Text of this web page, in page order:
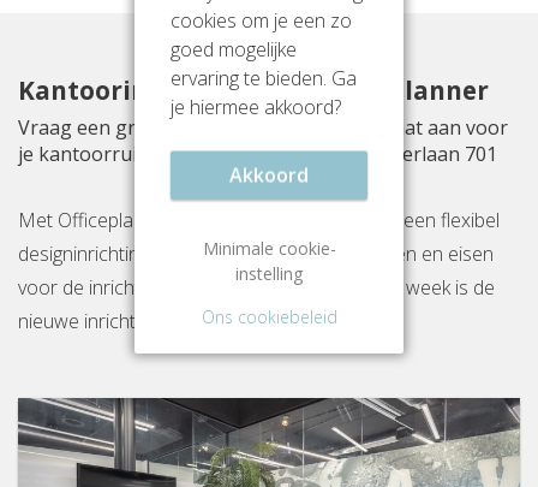
Kantoorinrichting met Officeplanner
Vraag een gratis inrichtingsvoorstel op maat aan voor
je kantoorruimte aan Prins Willem Alexanderlaan 701
Met Officeplanner huur, huurkoop of koop je een flexibel
designinrichtingspakket op basis van je wensen en eisen
voor de inrichting van jouw kantoor. Binnen 1 week is de
nieuwe inrichting gereed op locatie.
cookies om je een zo
goed mogelijke
ervaring te bieden. Ga
je hiermee akkoord?
Akkoord
Minimale cookie-
instelling
Ons cookiebeleid